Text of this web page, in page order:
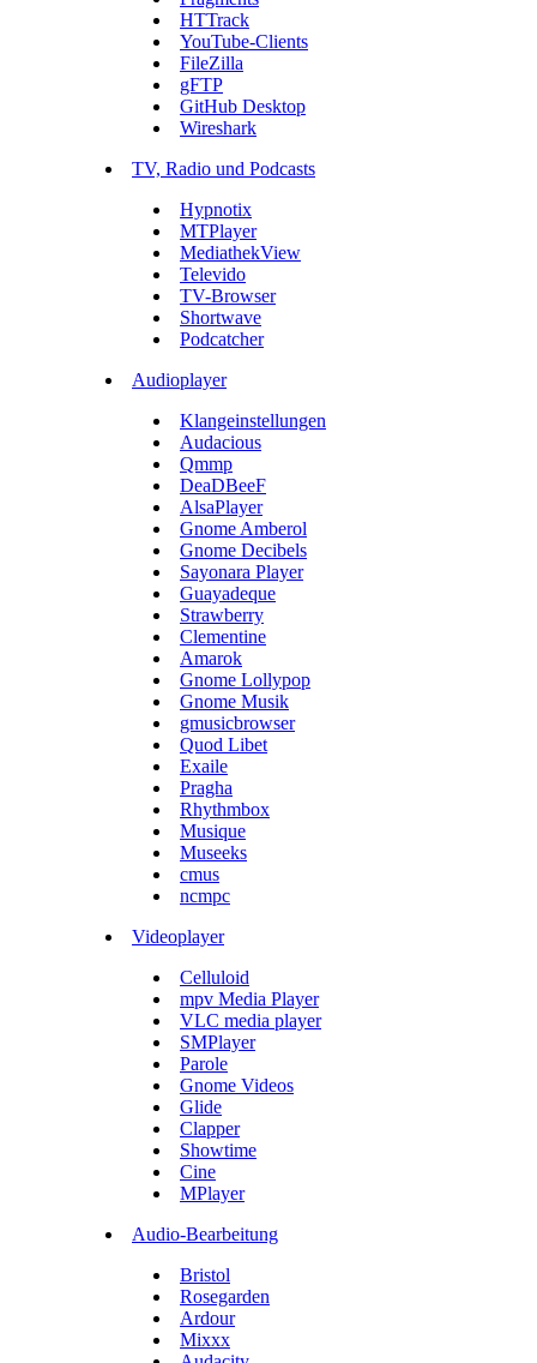
HTTrack
YouTube-Clients
FileZilla
gFTP
GitHub Desktop
Wireshark
TV, Radio und Podcasts
Hypnotix
MTPlayer
MediathekView
Televido
TV-Browser
Shortwave
Podcatcher
Audioplayer
Klangeinstellungen
Audacious
Qmmp
DeaDBeeF
AlsaPlayer
Gnome Amberol
Gnome Decibels
Sayonara Player
Guayadeque
Strawberry
Clementine
Amarok
Gnome Lollypop
Gnome Musik
gmusicbrowser
Quod Libet
Exaile
Pragha
Rhythmbox
Musique
Museeks
cmus
ncmpc
Videoplayer
Celluloid
mpv Media Player
VLC media player
SMPlayer
Parole
Gnome Videos
Glide
Clapper
Showtime
Cine
MPlayer
Audio-Bearbeitung
Bristol
Rosegarden
Ardour
Mixxx